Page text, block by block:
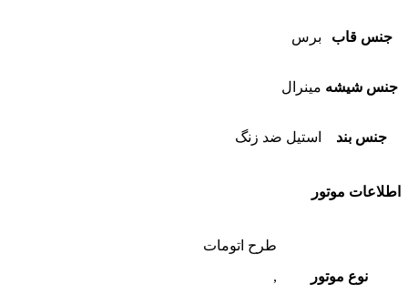
جنس قاب برس
جنس شیشه مینرال
جنس بند استیل ضد زنگ
اطلاعات موتور
نوع موتور
طرح اتومات
,